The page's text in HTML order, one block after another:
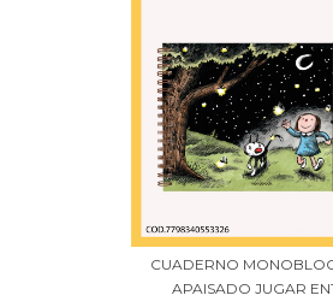
CUADERNO
APAISADO JUGAR